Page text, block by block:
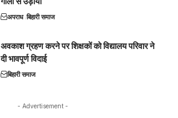
अपराध बिहारी समाज
अवकाश ग्रहण करने पर शिक्षकों को विद्यालय परिवार ने
दी भावपूर्ण विदाई
बिहारी समाज
- Advertisement -